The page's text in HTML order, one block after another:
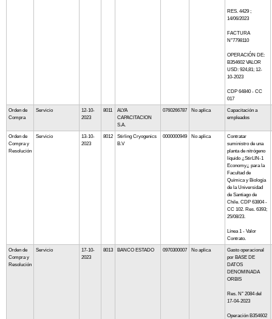
RES. 4429 ;
14/06/2023
FACTURA
N°7798110
OPERACIÓN DE:
B354602 VALOR
USD: 924,81; 12-
10-2023
CDP 64840 - CC
017
Orden de
Compra
Servicio
12-10-
2023
8011
ALYA
CAPACITACION
S.A.
0760266787 No aplica
Capacitación a
empleados
Orden de
Compra y
Resolución
Servicio
13-10-
2023
8012
Stirling Cryogenics
B.V
0000000949 No aplica
Contratar
suministro de una
planta de nitrógeno
líquido ¿StirLIN-1
Economy¿ para la
Facultad de
Química y Biología
de la Universidad
de Santiago de
Chile. CDP 63804 -
CC 102. Res. 6393;
25/08/23.
Línea 1 - Valor
Contrato.
Orden de
Compra y
Resolución
Servicio
17-10-
2023
8013 BANCO ESTADO 0970300007 No aplica
Gasto operacional
por BASE DE
DATOS
DENOMINADA
ORBIS
Res. N° 2084 del
17-04-2023
Operación B354602